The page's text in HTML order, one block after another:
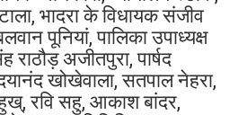
भादरा के विधायक संजीव
पूनियां, पालिका उपाध्यक्ष
अजीतपुरा, पार्षद
दयानंद खोखेवाला, सतपाल नेहरा,
रवि सहु, आकाश बांदर,